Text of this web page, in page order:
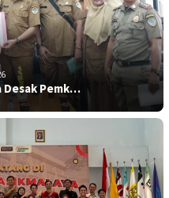
Desak Pemk…